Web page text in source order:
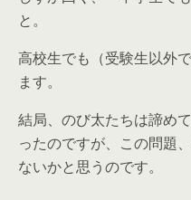
と。
高校生でも（受験生以外
ます。
結局、のび太たちは諦め
ったのですが、この問題
ないかと思うのです。